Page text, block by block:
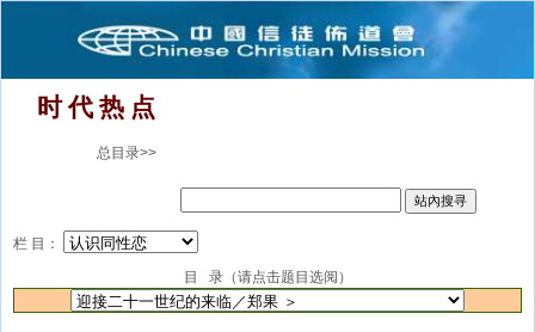
时 代 热 点
总目录>>
栏 目：
目 录（请点击题目选阅）